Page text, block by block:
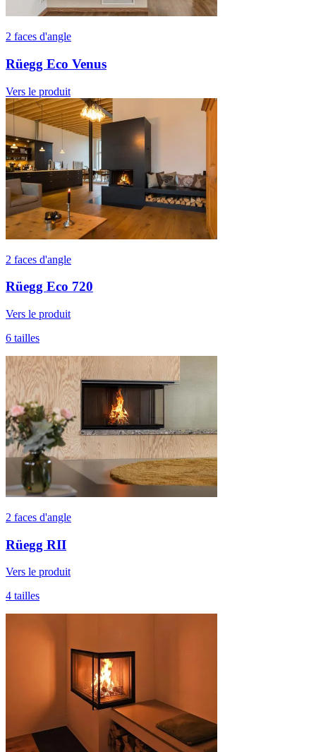
2 faces d'angle
Rüegg Eco Venus
Vers le produit
2 faces d'angle
Rüegg Eco 720
Vers le produit
6 tailles
2 faces d'angle
Rüegg RII
Vers le produit
4 tailles